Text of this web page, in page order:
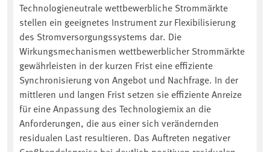
Technologieneutrale wettbewerbliche Strommärkte
stellen ein geeignetes Instrument zur Flexibilisierung
des Stromversorgungssystems dar. Die
Wirkungsmechanismen wettbewerblicher Strommärkte
gewährleisten in der kurzen Frist eine effiziente
Synchronisierung von Angebot und Nachfrage. In der
mittleren und langen Frist setzen sie effiziente Anreize
für eine Anpassung des Technologiemix an die
Anforderungen, die aus einer sich verändernden
residualen Last resultieren. Das Auftreten negativer